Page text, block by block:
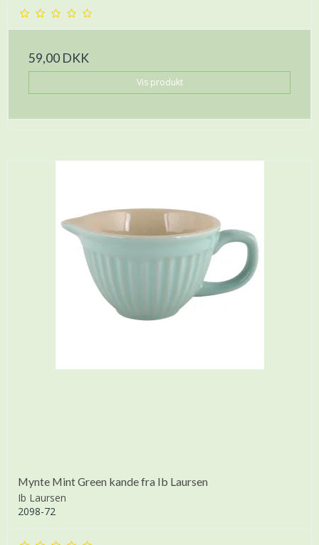
59,00 DKK
Vis produkt
Mynte Mint Green kande fra Ib Laursen
Ib Laursen
2098-72